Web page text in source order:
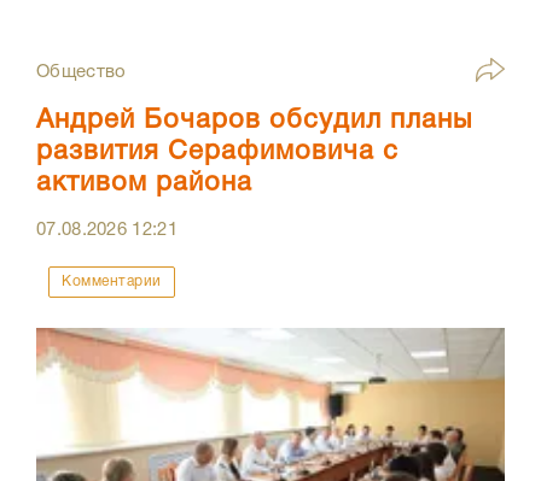
Общество
Андрей Бочаров обсудил планы
развития Серафимовича с
активом района
07.08.2026 12:21
Комментарии